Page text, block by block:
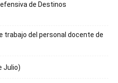
de Destinos
trabajo del personal docente de
Julio)